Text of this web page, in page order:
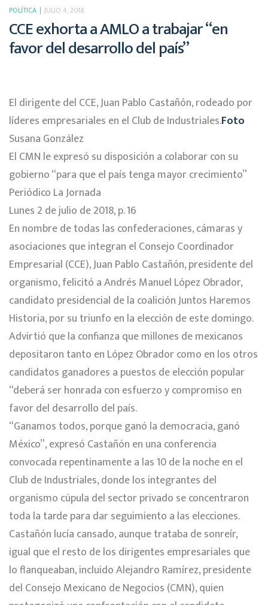
POLÍTICA JULIO 4, 2018
CCE exhorta a AMLO a trabajar “en
favor del desarrollo del país”
El dirigente del CCE, Juan Pablo Castañón, rodeado por
líderes empresariales en el Club de Industriales.Foto
Susana González
El CMN le expresó su disposición a colaborar con su
gobierno “para que el país tenga mayor crecimiento”
Periódico La Jornada
Lunes 2 de julio de 2018, p. 16
En nombre de todas las confederaciones, cámaras y
asociaciones que integran el Consejo Coordinador
Empresarial (CCE), Juan Pablo Castañón, presidente del
organismo, felicitó a Andrés Manuel López Obrador,
candidato presidencial de la coalición Juntos Haremos
Historia, por su triunfo en la elección de este domingo.
Advirtió que la confianza que millones de mexicanos
depositaron tanto en López Obrador como en los otros
candidatos ganadores a puestos de elección popular
“deberá ser honrada con esfuerzo y compromiso en
favor del desarrollo del país.
“Ganamos todos, porque ganó la democracia, ganó
México”, expresó Castañón en una conferencia
convocada repentinamente a las 10 de la noche en el
Club de Industriales, donde los integrantes del
organismo cúpula del sector privado se concentraron
toda la tarde para dar seguimiento a las elecciones.
Castañón lucía cansado, aunque trataba de sonreír,
igual que el resto de los dirigentes empresariales que
lo flanqueaban, incluido Alejandro Ramírez, presidente
del Consejo Mexicano de Negocios (CMN), quien